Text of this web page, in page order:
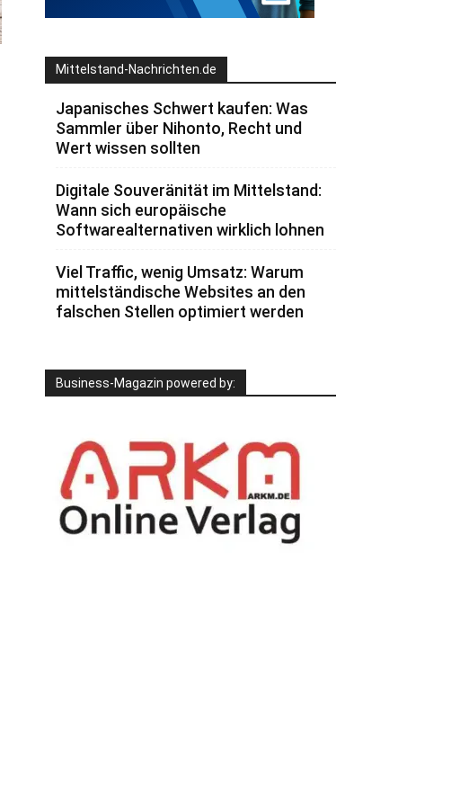
Mittelstand-Nachrichten.de
Japanisches Schwert kaufen: Was
Sammler über Nihonto, Recht und
Wert wissen sollten
Digitale Souveränität im Mittelstand:
Wann sich europäische
Softwarealternativen wirklich lohnen
Viel Traffic, wenig Umsatz: Warum
mittelständische Websites an den
falschen Stellen optimiert werden
Business-Magazin powered by: